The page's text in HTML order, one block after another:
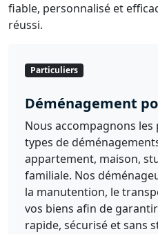
fiable, personnalisé et
réussi.
Particuliers
Déménagement
Nous accompagnons
types de
appartement, maison,
familiale. Nos
la manutention, le
vos biens afin de
rapide, sécurisé et sans